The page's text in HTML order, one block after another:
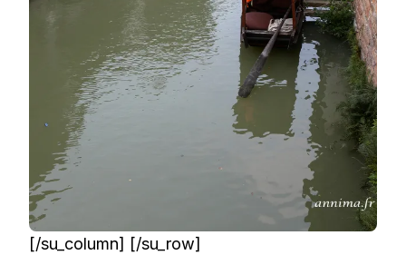
[/su_column] [/su_row]